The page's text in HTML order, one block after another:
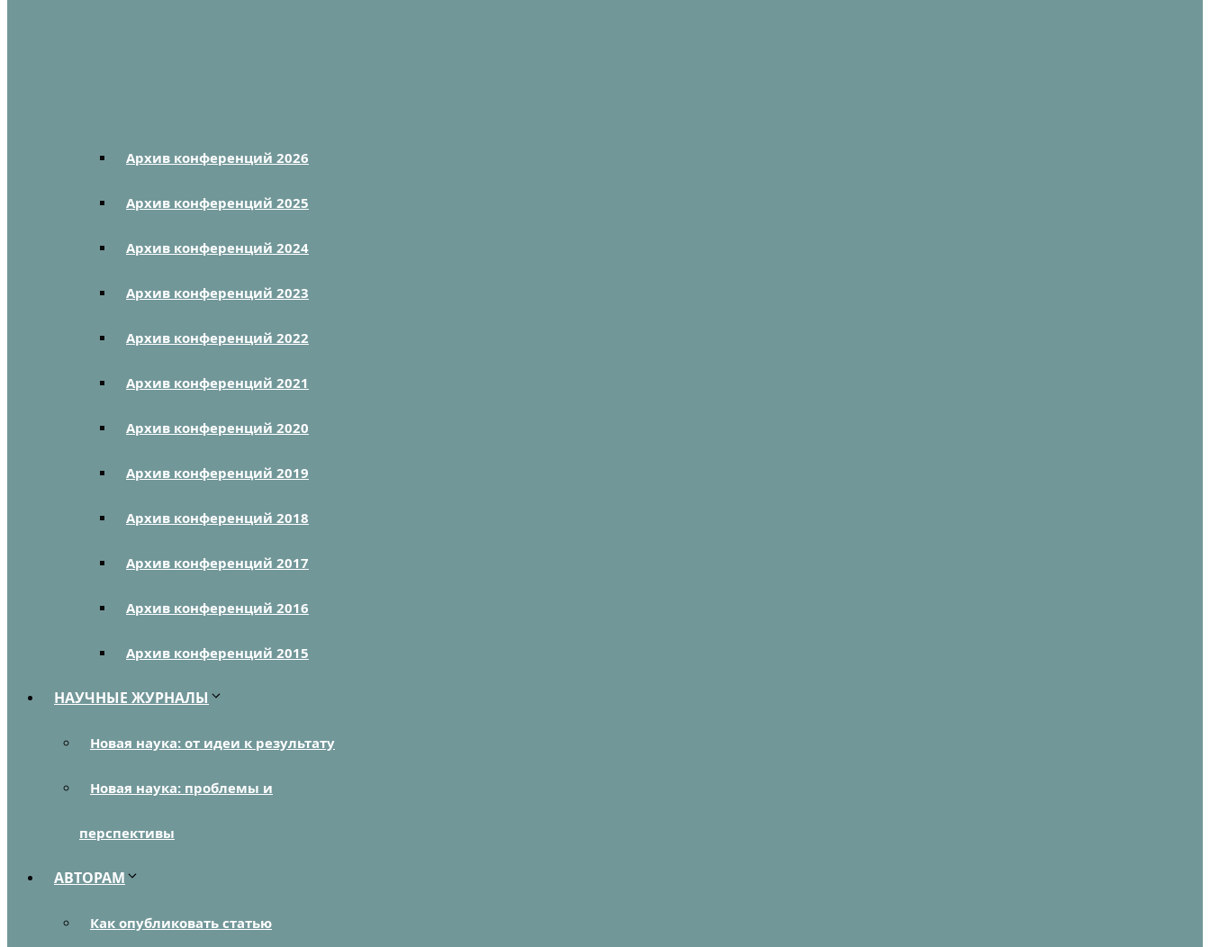
Архив конференций 2026
Архив конференций 2025
Архив конференций 2024
Архив конференций 2023
Архив конференций 2022
Архив конференций 2021
Архив конференций 2020
Архив конференций 2019
Архив конференций 2018
Архив конференций 2017
Архив конференций 2016
Архив конференций 2015
НАУЧНЫЕ ЖУРНАЛЫ
Новая наука: от идеи к результату
Новая наука: проблемы и
перспективы
АВТОРАМ
Как опубликовать статью